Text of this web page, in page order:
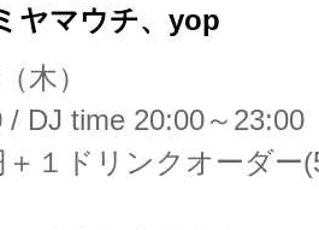
ヤマウチ、yop
木）
DJ time 20:00～23:00
１ドリンクオーダー